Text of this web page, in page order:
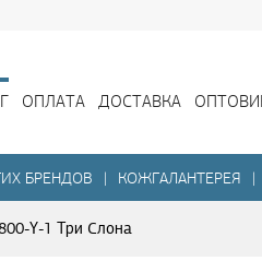
ОПЛАТА ДОСТАВКА
БРЕНДОВ | КОЖГАЛАНТЕРЕЯ |
Y-1 Три Слона